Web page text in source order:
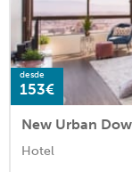
desde
153€
New Urban
Hotel